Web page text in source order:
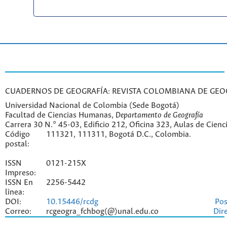
CUADERNOS DE GEOGRAFÍA: REVISTA COLOMBIANA DE
Universidad Nacional de Colombia (Sede Bogotá)
Facultad de Ciencias Humanas, Departamento de Geografía
Carrera 30 N.° 45-03, Edificio 212, Oficina 323, Aulas de
Código
postal:
111321, 111311, Bogotá D.C., Colombia.
ISSN
Impreso:
0121-215X
ISSN En
lìnea:
2256-5442
DOI: 10.15446/rcdg
Correo:
rcgeogra_fchbog(@)unal.edu.co